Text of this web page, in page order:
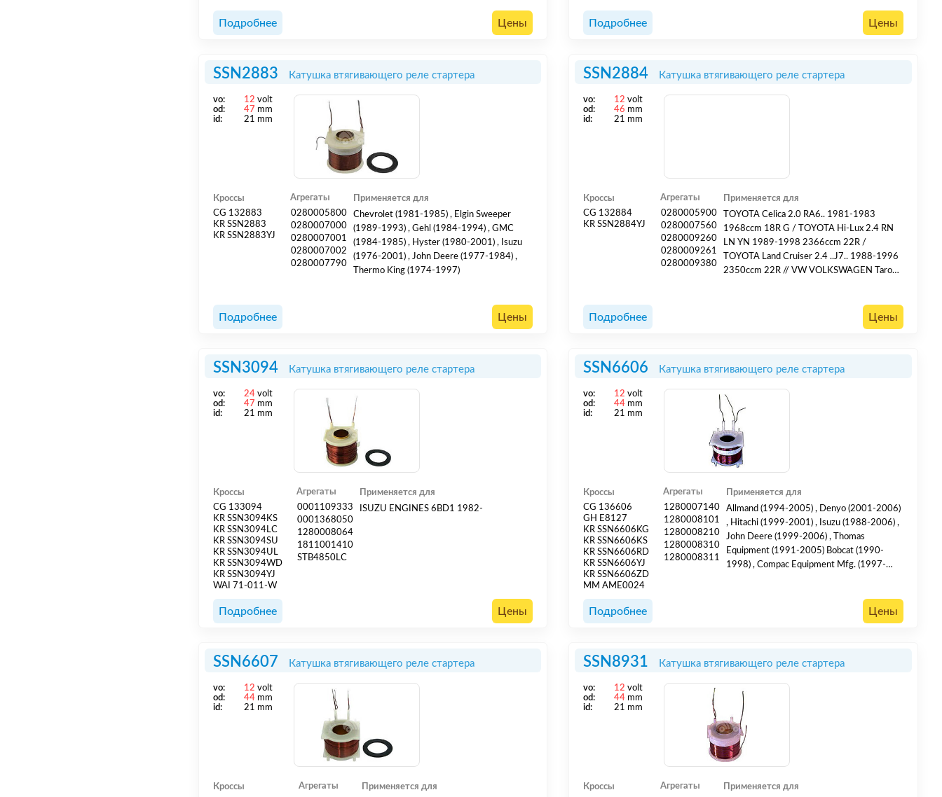
Подробнее Цены
KOMATSU WA180 4B Wheelloader
01.1997-01.2006 KOMATSU WA...
Подробнее Цены
SSN2883 Катушка втягивающего реле стартера
vo: 12 volt
od:
47 mm
id:
21 mm
Кроссы
CG 132883
KR SSN2883
KR SSN2883YJ
Агрегаты
0280005800
0280007000
0280007001
0280007002
0280007790
Применяется для
Chevrolet (1981-1985) , Elgin Sweeper
(1989-1993) , Gehl (1984-1994) , GMC
(1984-1985) , Hyster (1980-2001) , Isuzu
(1976-2001) , John Deere (1977-1984) ,
Thermo King (1974-1997)
Подробнее Цены
SSN2884 Катушка втягивающего реле стартера
vo: 12 volt
od:
46 mm
id:
21 mm
Кроссы
CG 132884
KR SSN2884YJ
Агрегаты
0280005900
0280007560
0280009260
0280009261
0280009380
Применяется для
TOYOTA Celica 2.0 RA6.. 1981-1983
1968ccm 18R G / TOYOTA Hi-Lux 2.4 RN
LN YN 1989-1998 2366ccm 22R /
TOYOTA Land Cruiser 2.4 ..J7.. 1988-1996
2350ccm 22R // VW VOLKSWAGEN Taro
Подробнее Цены
SSN3094 Катушка втягивающего реле стартера
vo: 24 volt
od:
47 mm
id:
21 mm
Кроссы
CG 133094
KR SSN3094KS
KR SSN3094LC
KR SSN3094SU
KR SSN3094UL
KR SSN3094WD
KR SSN3094YJ
WAI 71-011-W
Агрегаты
0001109333
0001368050
1280008064
1811001410
STB4850LC
Применяется для
ISUZU ENGINES 6BD1 1982-
Подробнее Цены
SSN6606 Катушка втягивающего реле стартера
vo: 12 volt
od:
44 mm
id:
21 mm
Кроссы
CG 136606
GH E8127
KR SSN6606KG
KR SSN6606KS
KR SSN6606RD
KR SSN6606YJ
KR SSN6606ZD
MM AME0024
Агрегаты
1280007140
1280008101
1280008210
1280008310
1280008311
Применяется для
Allmand (1994-2005) , Denyo (2001-2006)
, Hitachi (1999-2001) , Isuzu (1988-2006) ,
John Deere (1999-2006) , Thomas
Equipment (1991-2005) Bobcat (1990-
1998) , Compac Equipment Mfg. (1997-
MQ (1996-2001) , New Holland (1981-
1995) , Red D Arc (1987-2003) , Schaffer
Подробнее Цены
SSN6607 Катушка втягивающего реле стартера
vo: 12 volt
od:
44 mm
id:
21 mm
Кроссы Агрегаты Применяется для
SSN8931 Катушка втягивающего реле стартера
vo: 12 volt
od:
44 mm
id:
21 mm
Кроссы Агрегаты Применяется для